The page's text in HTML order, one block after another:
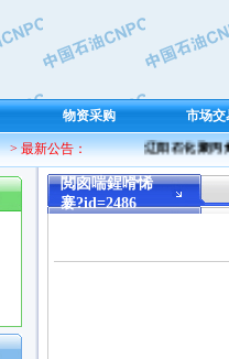
物资采购 市场交
> 最新公告： 辽阳石化聚丙烯
閲囪喘鍟嗗悕
褰?id=2486